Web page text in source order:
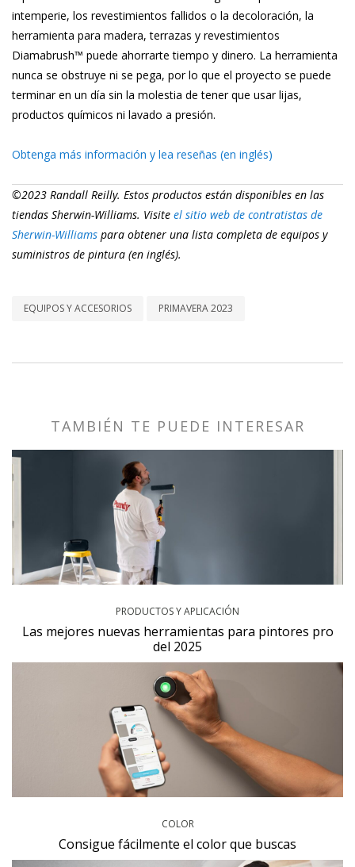
intemperie, los revestimientos fallidos o la decoloración, la
herramienta para madera, terrazas y revestimientos
Diamabrush™ puede ahorrarte tiempo y dinero. La herramienta
nunca se obstruye ni se pega, por lo que el proyecto se puede
terminar en un día sin la molestia de tener que usar lijas,
productos químicos ni lavado a presión.
Obtenga más información y lea reseñas (en inglés)
©2023 Randall Reilly. Estos productos están disponibles en las
tiendas Sherwin-Williams. Visite el sitio web de contratistas de
Sherwin-Williams para obtener una lista completa de equipos y
suministros de pintura (en inglés).
EQUIPOS Y ACCESORIOS PRIMAVERA 2023
TAMBIÉN TE PUEDE INTERESAR
PRODUCTOS Y APLICACIÓN
Las mejores nuevas herramientas para pintores pro
del 2025
COLOR
Consigue fácilmente el color que buscas